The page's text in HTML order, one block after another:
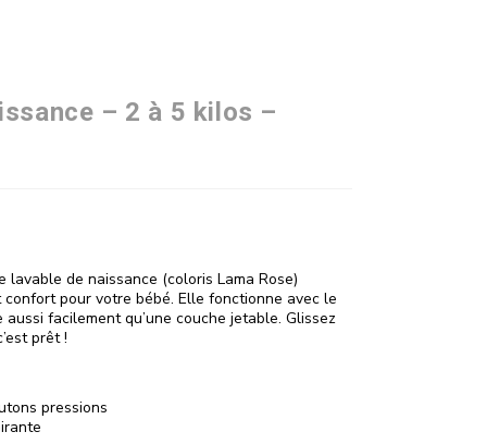
– 2 à 5 kilos –
lavable de naissance (coloris Lama Rose)
confort pour votre bébé. Elle fonctionne avec le
facilement qu’une couche jetable. Glissez
prêt !
pressions